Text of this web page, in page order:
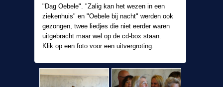
"Dag Oebele". "Zalig kan het wezen in een
ziekenhuis" en "Oebele bij nacht" werden ook
gezongen, twee liedjes die niet eerder waren
uitgebracht maar wel op de cd-box staan.
Klik op een foto voor een uitvergroting.